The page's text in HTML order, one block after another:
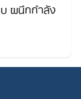
บ ผนึกกำลัง